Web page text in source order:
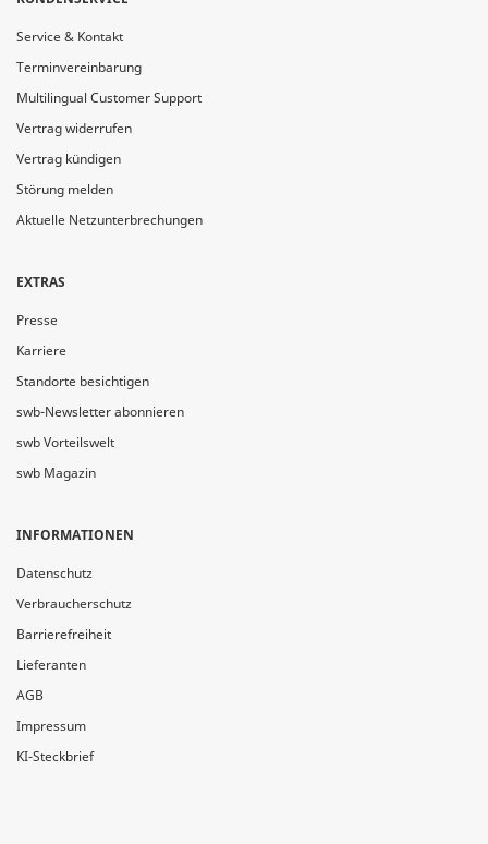
Service & Kontakt
Terminvereinbarung
Multilingual Customer Support
Vertrag widerrufen
Vertrag kündigen
Störung melden
Aktuelle Netzunterbrechungen
EXTRAS
Presse
Karriere
Standorte besichtigen
swb-Newsletter abonnieren
swb Vorteilswelt
swb Magazin
INFORMATIONEN
Datenschutz
Verbraucherschutz
Barrierefreiheit
Lieferanten
AGB
Impressum
KI-Steckbrief